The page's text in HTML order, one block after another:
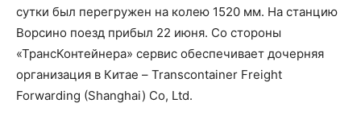
сутки был перегружен на колею 1520 мм. На станцию
Ворсино поезд прибыл 22 июня. Со стороны
«ТрансКонтейнера» сервис обеспечивает дочерняя
организация в Китае – Transcontainer Freight
Forwarding (Shanghai) Co, Ltd.